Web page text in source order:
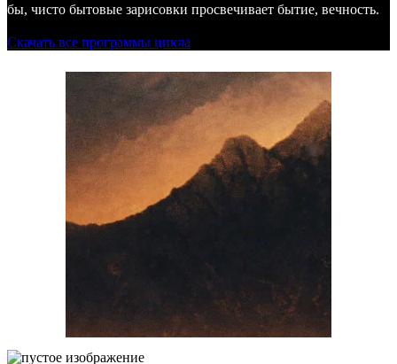
бы, чисто бытовые зарисовки просвечивает бытие, вечность.
Скачать все программы цикла